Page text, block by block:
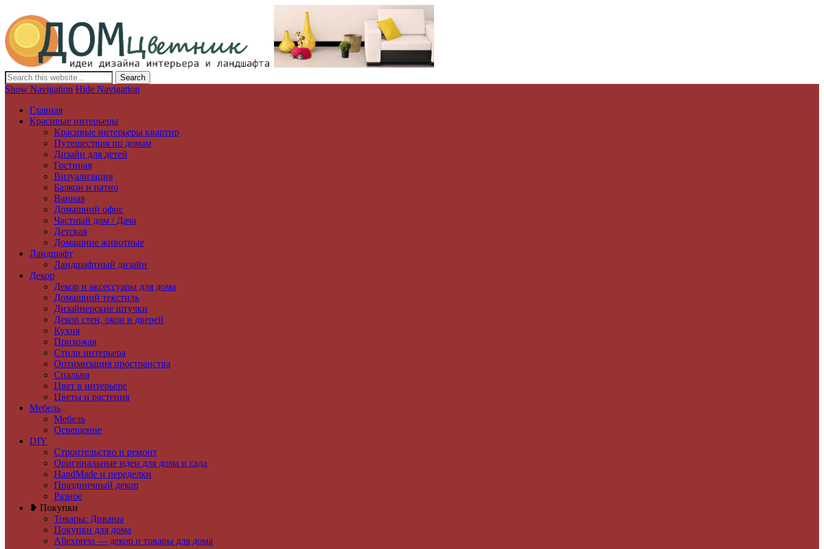
Дизайн интерьера и ландшафта, декор и обустройство дома. Идеи со всего мира.
Show Navigation Hide Navigation
Главная
Красивые интерьеры
Красивые интерьеры квартир
Путешествия по домам
Дизайн для детей
Гостиная
Визуализация
Балкон и патио
Ванная
Домашний офис
Частный дом / Дача
Детская
Домашние животные
Ландшафт
Ландшафтный дизайн
Декор
Декор и аксессуары для дома
Домашний текстиль
Дизайнерские штучки
Декор стен, окон и дверей
Кухня
Прихожая
Стили интерьера
Оптимизация пространства
Спальня
Цвет в интерьере
Цветы и растения
Мебель
Мебель
Освещение
DIY
Строительство и ремонт
Оригинальные идеи для дома и сада
HandMade и переделки
Праздничный декор
Разное
❥ Покупки
Товары: Диваны
Покупки для дома
Aliexpress — декор и товары для дома